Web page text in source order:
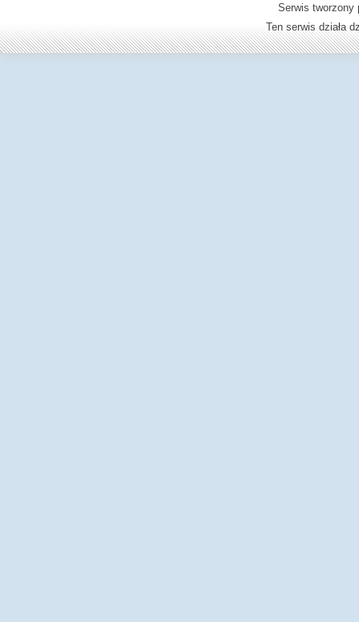
Serwis
Ten serwis działa